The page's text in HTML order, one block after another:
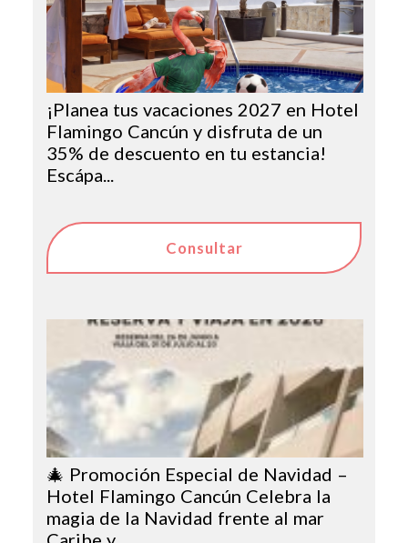
¡Planea tus vacaciones 2027 en Hotel
Flamingo Cancún y disfruta de un
35% de descuento en tu estancia!
Escápa...
Consultar
🎄 Promoción Especial de Navidad –
Hotel Flamingo Cancún Celebra la
magia de la Navidad frente al mar